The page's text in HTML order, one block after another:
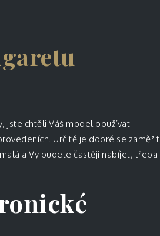
jste chtěli Váš model používat.
Určitě je dobré se zaměřit
a Vy budete častěji nabíjet, třeba